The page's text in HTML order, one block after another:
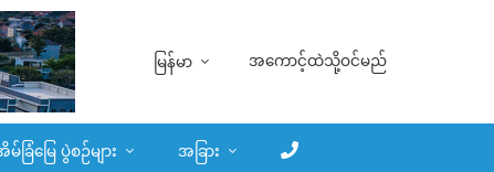
မြန်မာ အကောင့်ထဲသို့ဝင်မည်
မ်ခြံမြေ ပွဲစဉ်များ
အခြား